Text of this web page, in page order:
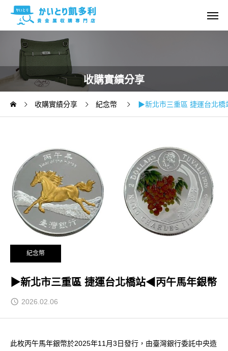
收購實績分享
收購實績分享 紀念幣 ▶新北市三重區 捷運台北
紀念幣
▶新北市三重區 捷運台北橋站◀丙午馬年銀幣
2026.02.06
此枚丙午馬年銀幣於2025年11月3日發行，由臺灣銀行委託中央造